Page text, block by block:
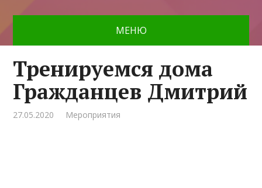
МЕНЮ
Тренируемся дома
Гражданцев Дмитрий
27.05.2020 Мероприятия